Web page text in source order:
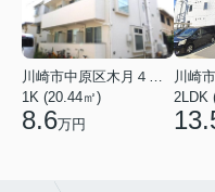
川崎市中原区木月４丁目
1K (20.44㎡)
8.6万円
川崎
2LDK